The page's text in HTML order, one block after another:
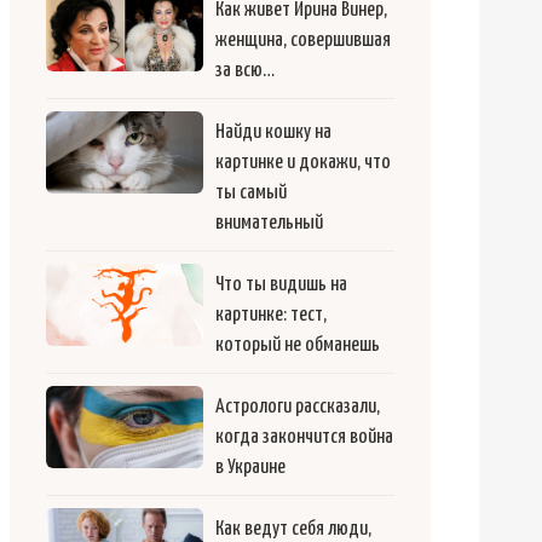
Как живет Ирина Винер,
женщина, совершившая
за всю…
Найди кошку на
картинке и докажи, что
ты самый
внимательный
Что ты видишь на
картинке: тест,
который не обманешь
Астрологи рассказали,
когда закончится война
в Украине
Как ведут себя люди,